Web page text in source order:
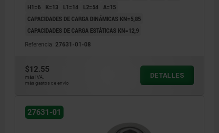
H1=6
K=13 L1=14 L2=54 Α=15
CAPACIDADES DE CARGA DINÁMICAS KN=5,85
CAPACIDADES DE CARGA ESTÁTICAS KN=12,9
Referencia: 27631-01-08
$12.55
más IVA.
más gastos de envío
DETALLES
27631-01